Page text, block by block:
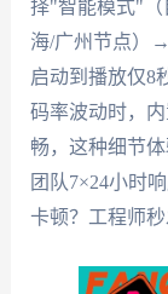
择"智能模式"
海/广州节点）
启动到播放仅8
码率波动时，
畅，这种细节
团队7×24小时
卡顿？工程师秒